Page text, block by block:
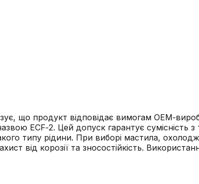
що продукт відповідає вимогам
ECF‑2. Цей допуск гарантує сумісність
типу рідини. При виборі мастила,
від корозії та зносостійкість.